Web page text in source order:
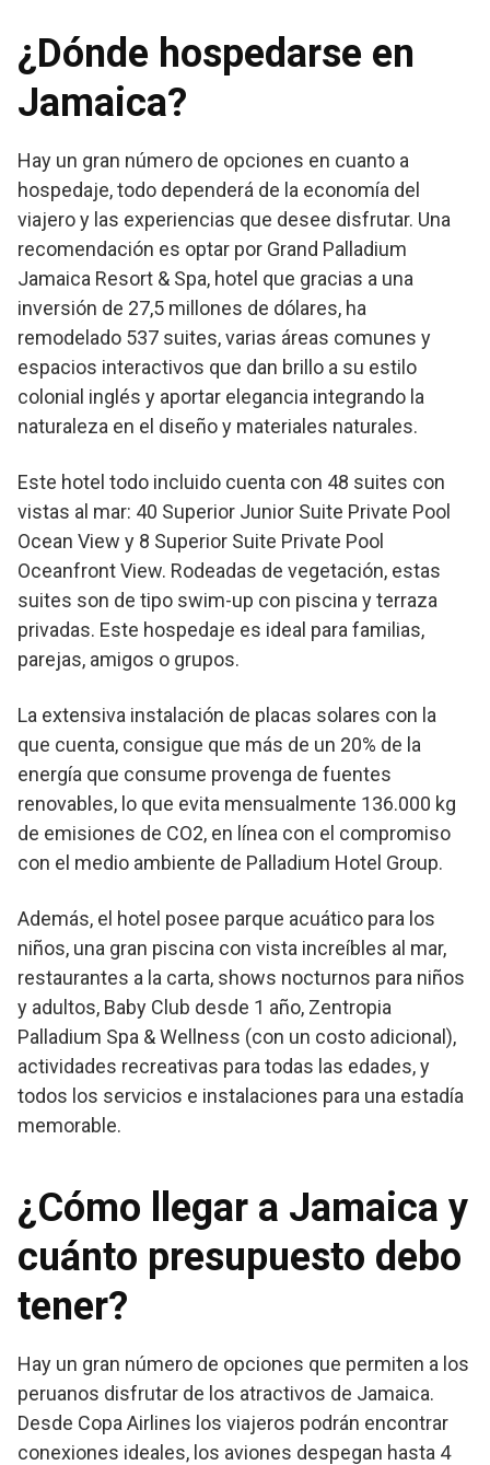
¿Dónde hospedarse en
Jamaica?
Hay un gran número de opciones en cuanto a
hospedaje, todo dependerá de la economía del
viajero y las experiencias que desee disfrutar. Una
recomendación es optar por Grand Palladium
Jamaica Resort & Spa, hotel que gracias a una
inversión de 27,5 millones de dólares, ha
remodelado 537 suites, varias áreas comunes y
espacios interactivos que dan brillo a su estilo
colonial inglés y aportar elegancia integrando la
naturaleza en el diseño y materiales naturales.
Este hotel todo incluido cuenta con 48 suites con
vistas al mar: 40 Superior Junior Suite Private Pool
Ocean View y 8 Superior Suite Private Pool
Oceanfront View. Rodeadas de vegetación, estas
suites son de tipo swim-up con piscina y terraza
privadas. Este hospedaje es ideal para familias,
parejas, amigos o grupos.
La extensiva instalación de placas solares con la
que cuenta, consigue que más de un 20% de la
energía que consume provenga de fuentes
renovables, lo que evita mensualmente 136.000 kg
de emisiones de CO2, en línea con el compromiso
con el medio ambiente de Palladium Hotel Group.
Además, el hotel posee parque acuático para los
niños, una gran piscina con vista increíbles al mar,
restaurantes a la carta, shows nocturnos para niños
y adultos, Baby Club desde 1 año, Zentropia
Palladium Spa & Wellness (con un costo adicional),
actividades recreativas para todas las edades, y
todos los servicios e instalaciones para una estadía
memorable.
¿Cómo llegar a Jamaica y
cuánto presupuesto debo
tener?
Hay un gran número de opciones que permiten a los
peruanos disfrutar de los atractivos de Jamaica.
Desde Copa Airlines los viajeros podrán encontrar
conexiones ideales, los aviones despegan hasta 4